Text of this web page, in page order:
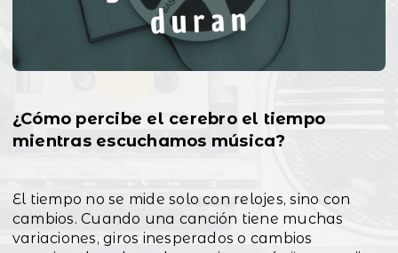
¿Cómo percibe el cerebro el tiempo
mientras escuchamos música?
El tiempo no se mide solo con relojes, sino con
cambios. Cuando una canción tiene muchas
variaciones, giros inesperados o cambios